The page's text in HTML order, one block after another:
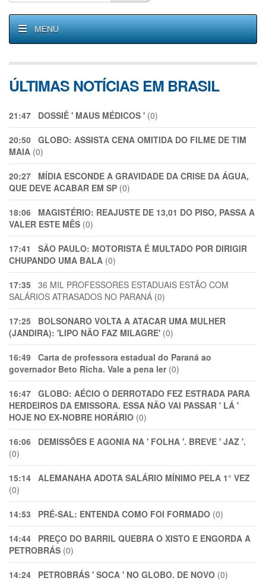
MENU
ÚLTIMAS NOTÍCIAS EM BRASIL
21:47 DOSSIÊ ' MAUS MÉDICOS ' (0)
20:50 GLOBO: ASSISTA CENA OMITIDA DO FILME DE TIM
MAIA (0)
20:27
MÍDIA ESCONDE A GRAVIDADE DA CRISE DA ÁGUA,
QUE DEVE ACABAR EM SP (0)
18:06
MAGISTÉRIO: REAJUSTE DE 13,01 DO PISO, PASSA A
VALER ESTE MÊS (0)
17:41
SÃO PAULO: MOTORISTA É MULTADO POR DIRIGIR
CHUPANDO UMA BALA (0)
17:35 36 MIL PROFESSORES ESTADUAIS ESTÃO COM
SALÁRIOS ATRASADOS NO PARANÁ (0)
17:25
BOLSONARO VOLTA A ATACAR UMA MULHER
(JANDIRA): 'LIPO NÃO FAZ MILAGRE' (0)
16:49 Carta de professora estadual do Paraná ao
governador Beto Richa. Vale a pena ler(0)
16:47 GLOBO: AÉCIO O DERROTADO FEZ ESTRADA PARA
HERDEIROS DA EMISSORA. ESSA NÃO VAI PASSAR ' LÁ '
HOJE NO EX-NOBRE HORÁRIO (0)
16:06
DEMISSÕES E AGONIA NA ' FOLHA '. BREVE ' JAZ '.
(0)
15:14 ALEMANAHA ADOTA SALÁRIO MÍNIMO PELA 1° VEZ
(0)
14:53 PRÉ-SAL: ENTENDA COMO FOI FORMADO (0)
14:44
PREÇO DO BARRIL QUEBRA O XISTO E ENGORDA A
PETROBRÁS (0)
14:24 PETROBRÁS ' SOCA ' NO GLOBO. DE NOVO (0)